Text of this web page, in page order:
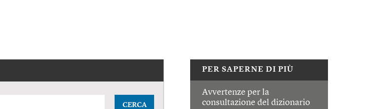
PER SAPERNE DI PIÙ
Avvertenze per la
consultazione del dizionario
CERCA